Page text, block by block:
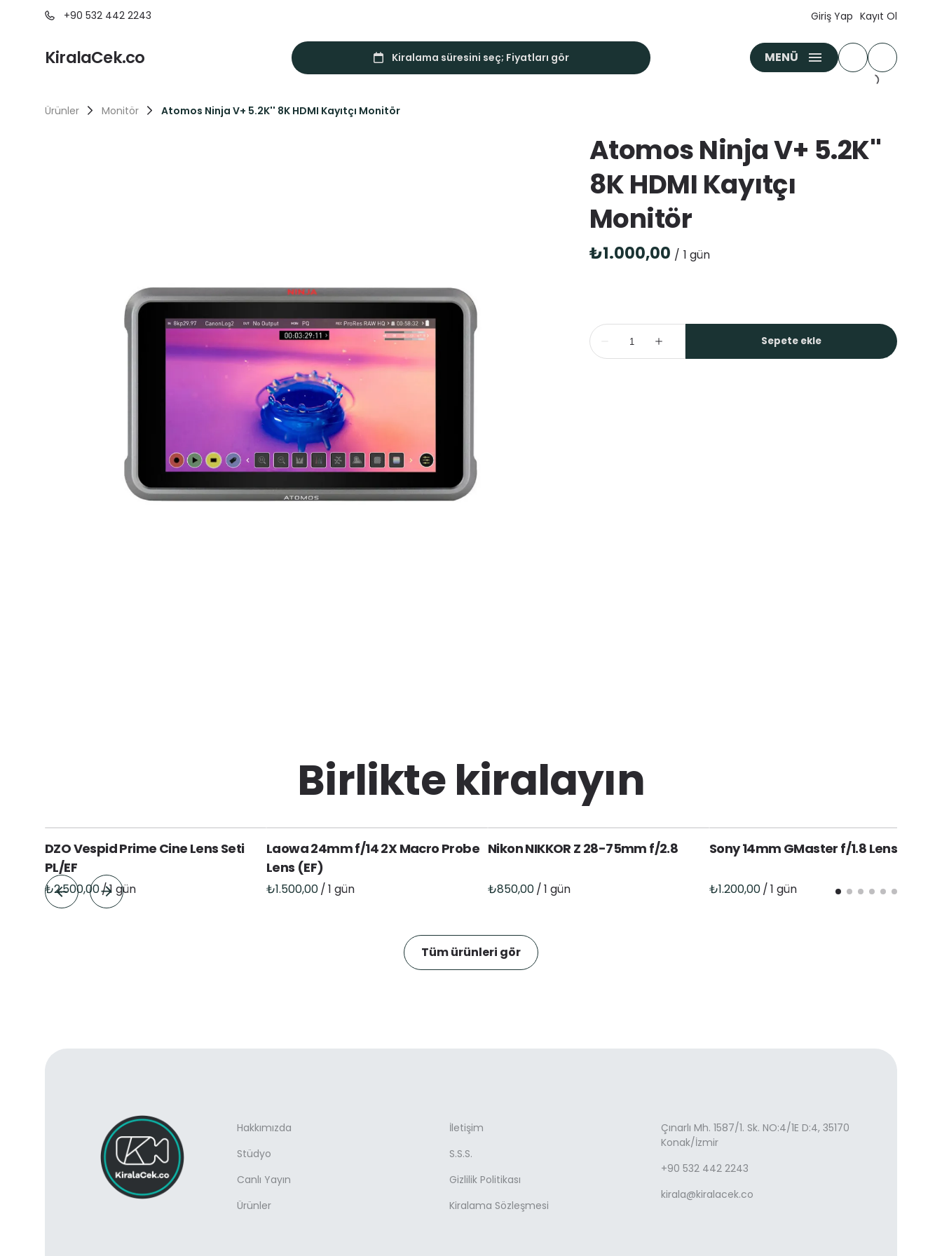
+90 532 442 2243 Giriş Yap Kayıt Ol
KiralaCek.co MENÜ
Ürünler Monitör Atomos Ninja V+ 5.2K'' 8K HDMI Kayıtçı Monitör
Atomos Ninja V+ 5.2K''
8K HDMI Kayıtçı
Monitör
/
Birlikte kiralayın
DZO Vespid Prime Cine Lens Seti
PL/EF
/
Laowa 24mm f/14 2X Macro Probe
Lens (EF)
/
Nikon NIKKOR Z 28-75mm f/2.8
/
Sony 14mm GMaster f/1.8 Lens (E)
/
Tüm ürünleri gör
Hakkımızda
Stüdyo
Canlı Yayın
Ürünler
İletişim
S.S.S.
Gizlilik Politikası
Kiralama Sözleşmesi
Çınarlı Mh. 1587/1. Sk. NO:4/1E D:4, 35170
Konak/İzmir
+90 532 442 2243
kirala@kiralacek.co